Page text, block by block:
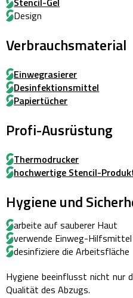
Design
Verbrauchsmaterial
Einwegrasierer
Desinfektionsmittel
Papiertücher
Profi-Ausrüstung
Thermodrucker
hochwertige Stencil-
Hygiene und
arbeite auf sauberer Haut
verwende Einweg-Hilfsmittel
desinfiziere die Arbeitsfläche
Hygiene beeinflusst nicht nur
Qualität des Abzugs.